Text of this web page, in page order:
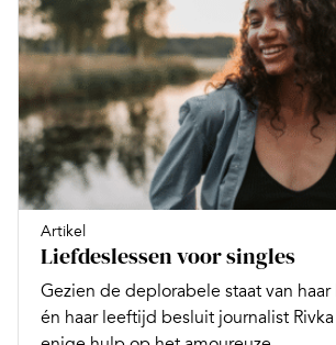
Artikel
Liefdeslessen voor singles
Gezien de deplorabele staat van
én haar leeftijd besluit journalist